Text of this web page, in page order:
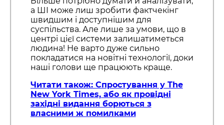
а ШІ може лиш зробити фактчекінг
швидшим і доступнішим для
суспільства. Але лише за умови, що в
центрі цієї системи залишатиметься
людина! Не варто дуже сильно
покладатися на новітні технології, доки
наші голови ще працюють краще.
Читати також: Спростування у The
New York Times, або як провідні
західні видання борються з
власними ж помилками